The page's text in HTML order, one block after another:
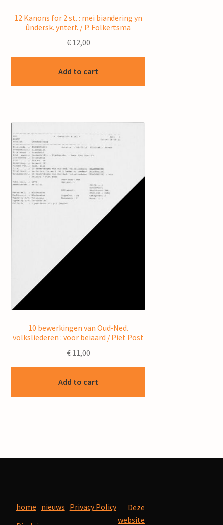
12 Kanons for 2 st. : mei biandering yn
ûndersk. ynterf. / P. Folkertsma
€12,00
Add to cart
10 bewerkingen van Oud-Ned.
volksliederen : voor beiaard / Piet Post
€11,00
Add to cart
home nieuws Privacy Policy
Deze
website